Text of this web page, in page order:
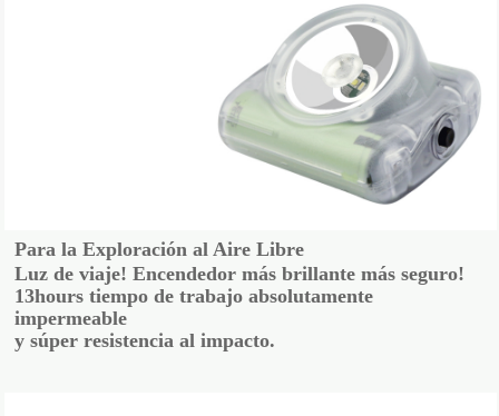
Para la Exploración al Aire Libre
Luz de viaje! Encendedor más brillante más seguro!
13hours tiempo de trabajo absolutamente
impermeable
y súper resistencia al impacto.